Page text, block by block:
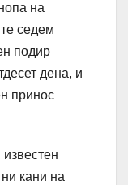
на
седем
подир
дена, и
принос
кани на